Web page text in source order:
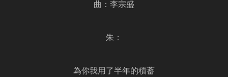
曲：李宗盛
朱：
為你我用了半年的積蓄